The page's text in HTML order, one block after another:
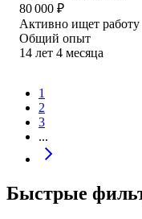
80 000 ₽
Активно ищет работу
Общий опыт
14 лет 4 месяца
1
2
3
...
Быстрые